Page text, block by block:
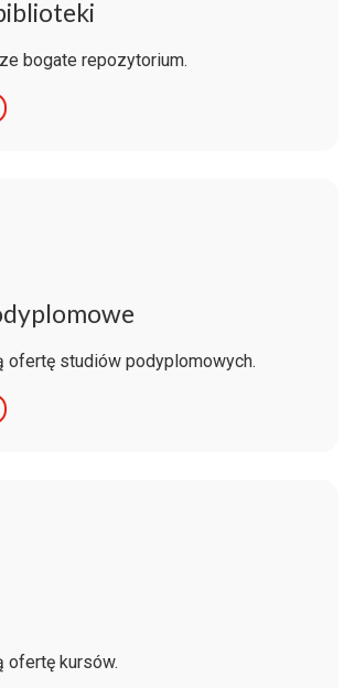
bogate repozytorium.
ofertę studiów podyplomowych.
ofertę kursów.